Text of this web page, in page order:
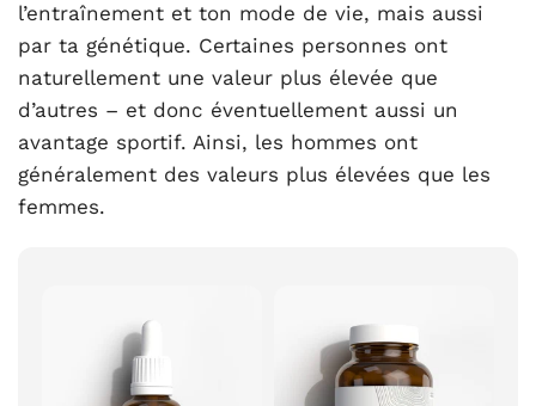
l’entraînement et ton mode de vie, mais aussi
par ta génétique. Certaines personnes ont
naturellement une valeur plus élevée que
d’autres – et donc éventuellement aussi un
avantage sportif. Ainsi, les hommes ont
généralement des valeurs plus élevées que les
femmes.